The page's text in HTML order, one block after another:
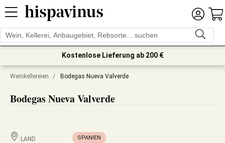
Kostenlose Lieferung ab 200 €
Weinkellereien / Bodegas Nueva Valverde
Bodegas Nueva Valverde
LAND SPANIEN